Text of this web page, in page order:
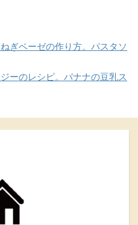
ぎベーゼの作り方。パスタソ
ーのレシピ。バナナの豆乳ス